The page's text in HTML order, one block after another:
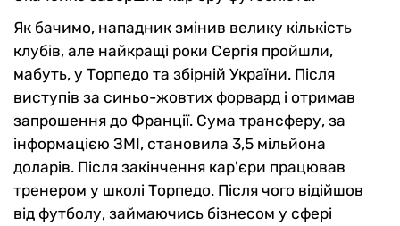
Як бачимо, нападник змінив велику кількість
клубів, але найкращі роки Сергія пройшли,
мабуть, у Торпедо та збірній України. Після
виступів за синьо-жовтих форвард і отримав
запрошення до Франції. Сума трансферу, за
інформацією ЗМІ, становила 3,5 мільйона
доларів. Після закінчення кар'єри працював
тренером у школі Торпедо. Після чого відійшов
від футболу, займаючись бізнесом у сфері